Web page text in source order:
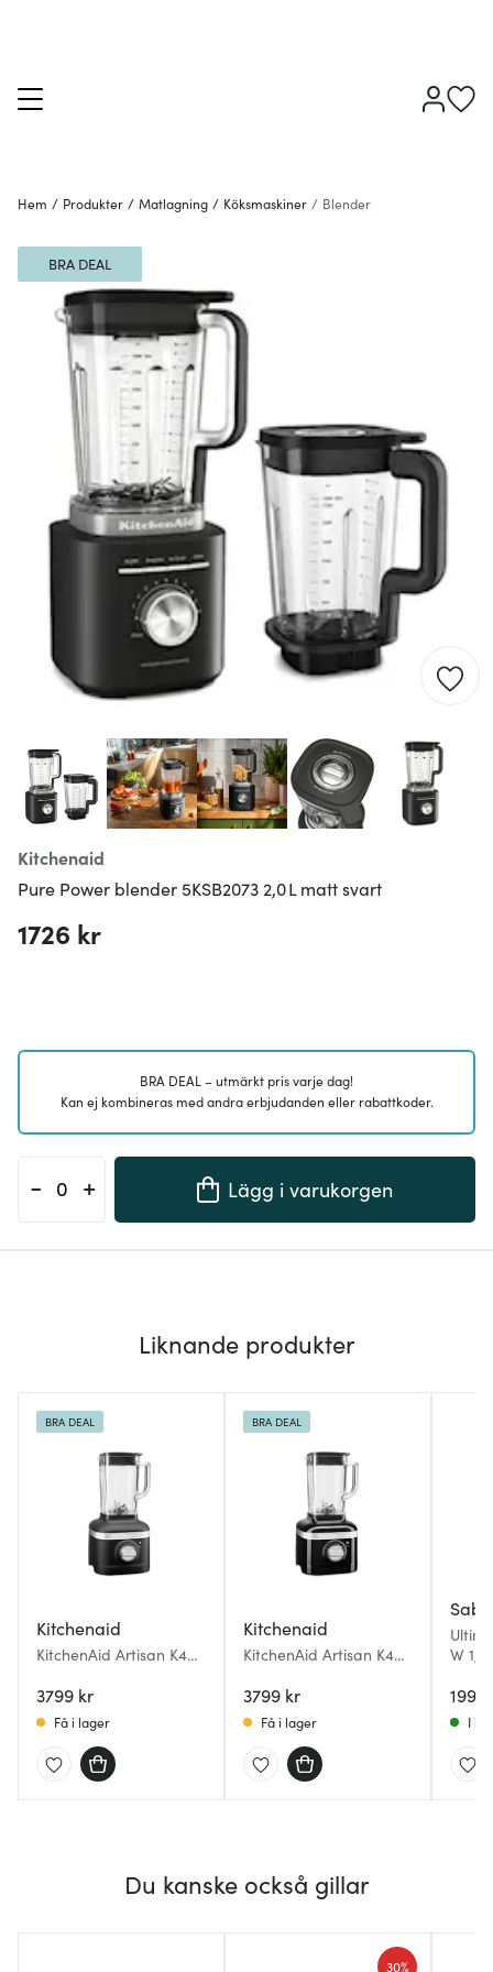
Hem / Produkter / Matlagning / Köksmaskiner / Blender
Kitchenaid
Pure Power blender 5KSB2073 2,0 L matt svart
BRA DEAL
1726 kr
BRA DEAL – utmärkt pris varje dag!
Kan ej kombineras med andra erbjudanden eller rabattkoder.
- + Lägg i varukorgen
Liknande produkter
Kitchenaid
KitchenAid Artisan K400
black
3799 kr
BRA DEAL
Få i lager
Kitchenaid
KitchenAid Artisan K400
3799 kr
BRA DEAL
Få i lager
W
1999
I
Du kanske också gillar
30%